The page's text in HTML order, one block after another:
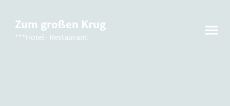
Zum großen Krug
***Hotel · Restaurant